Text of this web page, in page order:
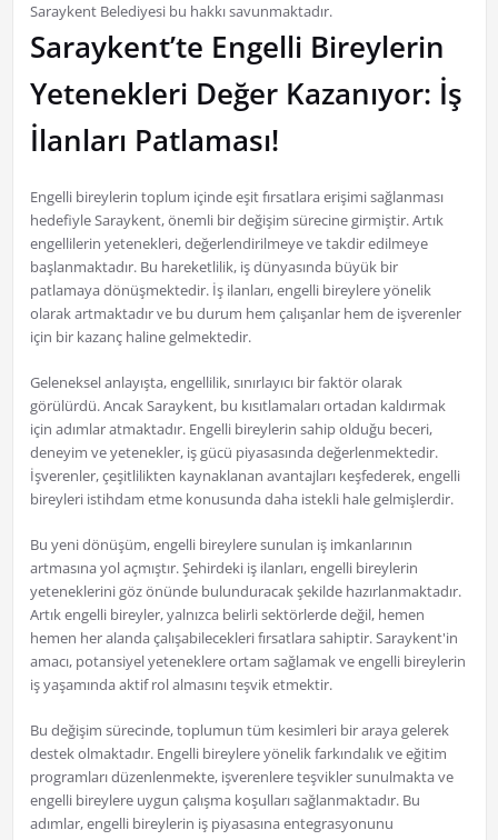
Saraykent Belediyesi bu hakkı savunmaktadır.
Saraykent’te Engelli Bireylerin
Yetenekleri Değer Kazanıyor: İş
İlanları Patlaması!
Engelli bireylerin toplum içinde eşit fırsatlara erişimi sağlanması
hedefiyle Saraykent, önemli bir değişim sürecine girmiştir. Artık
engellilerin yetenekleri, değerlendirilmeye ve takdir edilmeye
başlanmaktadır. Bu hareketlilik, iş dünyasında büyük bir
patlamaya dönüşmektedir. İş ilanları, engelli bireylere yönelik
olarak artmaktadır ve bu durum hem çalışanlar hem de işverenler
için bir kazanç haline gelmektedir.
Geleneksel anlayışta, engellilik, sınırlayıcı bir faktör olarak
görülürdü. Ancak Saraykent, bu kısıtlamaları ortadan kaldırmak
için adımlar atmaktadır. Engelli bireylerin sahip olduğu beceri,
deneyim ve yetenekler, iş gücü piyasasında değerlenmektedir.
İşverenler, çeşitlilikten kaynaklanan avantajları keşfederek, engelli
bireyleri istihdam etme konusunda daha istekli hale gelmişlerdir.
Bu yeni dönüşüm, engelli bireylere sunulan iş imkanlarının
artmasına yol açmıştır. Şehirdeki iş ilanları, engelli bireylerin
yeteneklerini göz önünde bulunduracak şekilde hazırlanmaktadır.
Artık engelli bireyler, yalnızca belirli sektörlerde değil, hemen
hemen her alanda çalışabilecekleri fırsatlara sahiptir. Saraykent'in
amacı, potansiyel yeteneklere ortam sağlamak ve engelli bireylerin
iş yaşamında aktif rol almasını teşvik etmektir.
Bu değişim sürecinde, toplumun tüm kesimleri bir araya gelerek
destek olmaktadır. Engelli bireylere yönelik farkındalık ve eğitim
programları düzenlenmekte, işverenlere teşvikler sunulmakta ve
engelli bireylere uygun çalışma koşulları sağlanmaktadır. Bu
adımlar, engelli bireylerin iş piyasasına entegrasyonunu